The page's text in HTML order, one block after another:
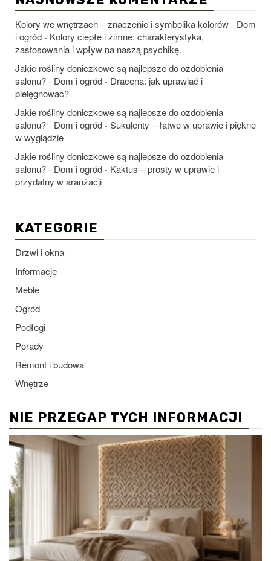
Kolory we wnętrzach – znaczenie i symbolika kolorów - Dom
i ogród - Kolory ciepłe i zimne: charakterystyka,
zastosowania i wpływ na naszą psychikę.
Jakie rośliny doniczkowe są najlepsze do ozdobienia
salonu? - Dom i ogród - Dracena: jak uprawiać i
pielęgnować?
Jakie rośliny doniczkowe są najlepsze do ozdobienia
salonu? - Dom i ogród - Sukulenty – łatwe w uprawie i piękne
w wyglądzie
Jakie rośliny doniczkowe są najlepsze do ozdobienia
salonu? - Dom i ogród - Kaktus – prosty w uprawie i
przydatny w aranżacji
KATEGORIE
Drzwi i okna
Informacje
Meble
Ogród
Podłogi
Porady
Remont i budowa
Wnętrze
NIE PRZEGAP TYCH INFORMACJI